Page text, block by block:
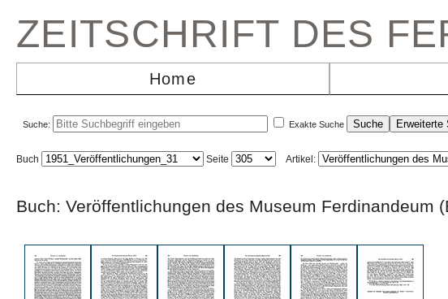
ZEITSCHRIFT DES
Home
Suche: Exakte Suche
Buch Seite Artikel:
Buch: Veröffentlichungen des Museum